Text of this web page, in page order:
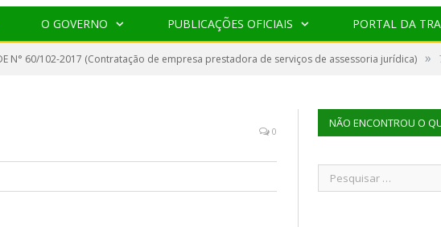
O GOVERNO PUBLICAÇÕES OFICIAIS PORTAL DA
N° 60/102-2017 (Contratação de empresa prestadora de serviços de assessoria jurídica) »
0
NÃO ENCONTROU O